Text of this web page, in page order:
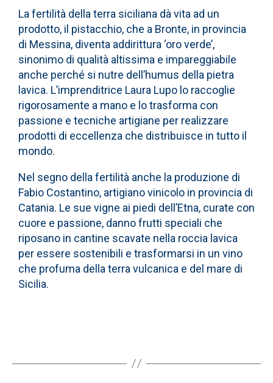
La fertilità della terra siciliana dà vita ad un
prodotto, il pistacchio, che a Bronte, in provincia
di Messina, diventa addirittura ‘oro verde’,
sinonimo di qualità altissima e impareggiabile
anche perché si nutre dell’humus della pietra
lavica. L’imprenditrice Laura Lupo lo raccoglie
rigorosamente a mano e lo trasforma con
passione e tecniche artigiane per realizzare
prodotti di eccellenza che distribuisce in tutto il
mondo.
Nel segno della fertilità anche la produzione di
Fabio Costantino, artigiano vinicolo in provincia di
Catania. Le sue vigne ai piedi dell’Etna, curate con
cuore e passione, danno frutti speciali che
riposano in cantine scavate nella roccia lavica
per essere sostenibili e trasformarsi in un vino
che profuma della terra vulcanica e del mare di
Sicilia.